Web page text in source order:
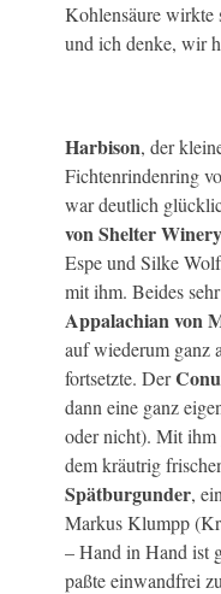
Kohlensäure wirkte
und ich denke, wir
Harbison, der
Fichtenrindenring
war deutlich
von Shelter Winery
Espe und Silke
mit ihm. Beides
Appalachian von
auf wiederum ganz
fortsetzte. Der
dann eine ganz
oder nicht). Mit
dem kräutrig
Spätburgunder,
Markus Klumpp
– Hand in Hand ist
paßte einwandfrei